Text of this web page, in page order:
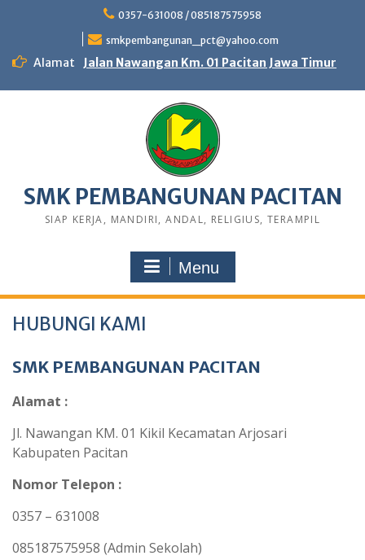
0357-631008 / 085187575958
smkpembangunan_pct@yahoo.com
Alamat Jalan Nawangan Km. 01 Pacitan Jawa Timur
SMK PEMBANGUNAN PACITAN
SIAP KERJA, MANDIRI, ANDAL, RELIGIUS, TERAMPIL
Menu
HUBUNGI KAMI
SMK PEMBANGUNAN PACITAN
Alamat :
Jl. Nawangan KM. 01 Kikil Kecamatan Arjosari
Kabupaten Pacitan
Nomor Telepon :
0357 – 631008
085187575958 (Admin Sekolah)